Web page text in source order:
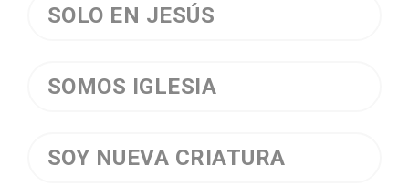
SOLO EN JESÚS
SOMOS IGLESIA
SOY NUEVA CRIATURA